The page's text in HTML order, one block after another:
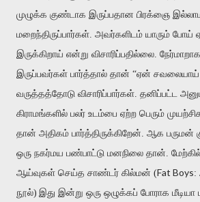
முழுக்க குண்டாக இருப்பதான பிரக்ஞை
மறைந்திருப்பார்கள். அவர்களிடம் யாரும்
இருக்கிறாய் என்று விசாரிப்பதில்லை.
இருப்பவர்கள் பார்த்தால் தான் “ஏன் சவலையாய்
வருத்தத்தோடு விசாரிப்பார்கள். தனிப்பட்ட
கிராமங்களில் பலர் உடம்பை ஏற்ற பெரும்
தான் அதிகம் பார்த்திருக்கிறேன். ஆக பருமன்
ஒரு நகர்மய பண்பாட்டு மனநிலை தான். மேற்கில்
ஆய்வுகள் செய்த சாண்டர் கில்மன் (Fat Boys:
நூல்) இது இன்று ஒரு ஒழுக்கப் போராக மீடியா